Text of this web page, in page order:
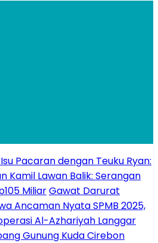
Pacaran dengan Teuku Ryan:
Kamil Lawan Balik: Serangan
MiliarGawat Darurat
Ancaman Nyata SPMB 2025,
Al-Azhariyah Langgar
Gunung Kuda Cirebon